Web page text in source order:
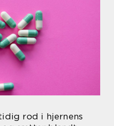
rod i hjernens